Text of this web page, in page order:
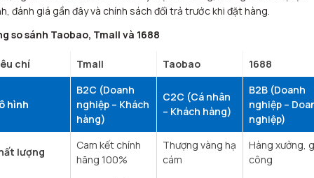
đánh giá gần đây và chính sách đổi trả trước khi đặt hàng.
so sánh Taobao, Tmall và 1688
chí Tmall Taobao 1688
hình
B2C (Doanh
nghiệp – Khách
hàng)
C2C (Cá nhân
– Khách hàng)
B2B (Doanh
nghiệp –
nghiệp)
lượng
Cam kết chính
hãng 100%
Thượng vàng hạ
cám
Hàng xưởng,
công